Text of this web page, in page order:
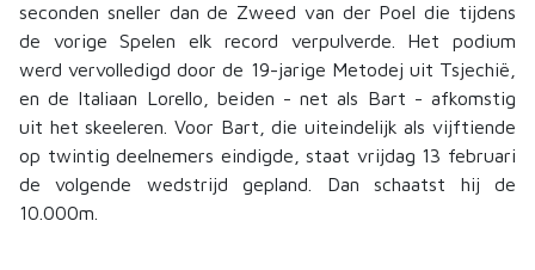
seconden sneller dan de Zweed van der Poel die tijdens
de vorige Spelen elk record verpulverde. Het podium
werd vervolledigd door de 19-jarige Metodej uit Tsjechië,
en de Italiaan Lorello, beiden - net als Bart - afkomstig
uit het skeeleren. Voor Bart, die uiteindelijk als vijftiende
op twintig deelnemers eindigde, staat vrijdag 13 februari
de volgende wedstrijd gepland. Dan schaatst hij de
10.000m.